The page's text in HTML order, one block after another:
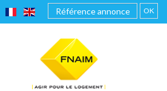
FRANÇAISENGLISH OK